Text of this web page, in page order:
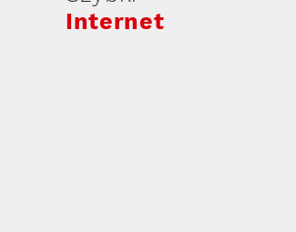
Internet